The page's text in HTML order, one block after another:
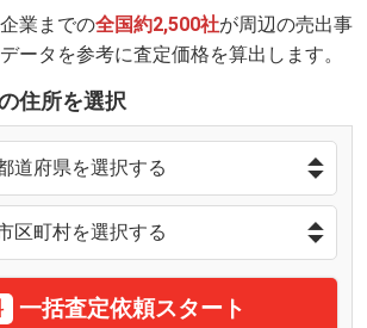
業までの全国約2,500社が周辺の売出事
ータを参考に査定価格を算出します。
住所を選択
一括査定依頼スタート